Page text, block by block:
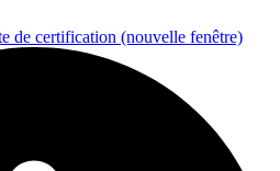
de certification (nouvelle fenêtre)